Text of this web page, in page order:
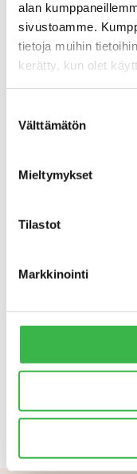
alan
sivustoamme.
tietoja muihin
kerätty, kun olet
valinta
Välttämätön
Mieltymykset
Tilastot
Markkinointi
Korotettu
käyttöön on
2017
Katso
PORTAAT
2024 –